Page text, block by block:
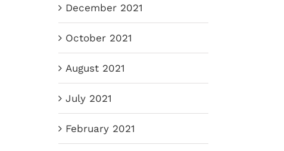
March 23rd, 2020 | 0
March 16th, 2020
December 2021
October 2021
August 2021
July 2021
February 2021